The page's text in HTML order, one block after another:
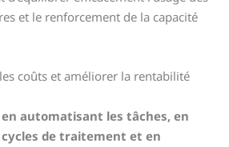
et le renforcement de la capacité
coûts et améliorer la rentabilité
en automatisant les tâches, en
de traitement et en